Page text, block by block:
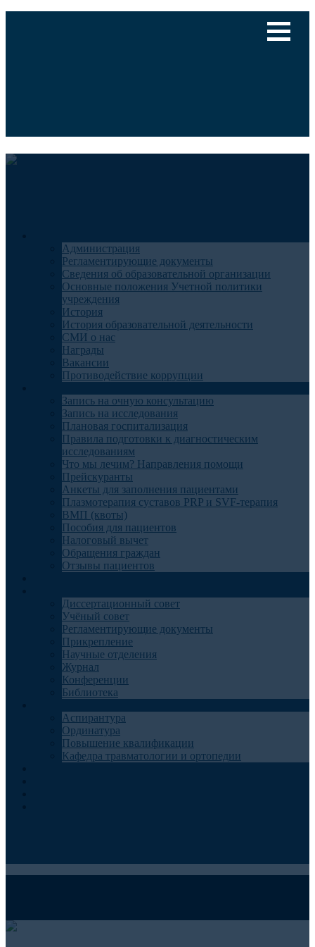
Администрация
Регламентирующие документы
Сведения об образовательной организации
Основные положения Учетной политики
учреждения
История
История образовательной деятельности
СМИ о нас
Награды
Вакансии
Противодействие коррупции
Запись на очную консультацию
Запись на исследования
Плановая госпитализация
Правила подготовки к диагностическим
исследованиям
Что мы лечим? Направления помощи
Прейскуранты
Анкеты для заполнения пациентами
Плазмотерапия суставов PRP и SVF-терапия
ВМП (квоты)
Пособия для пациентов
Налоговый вычет
Обращения граждан
Отзывы пациентов
Диссертационный совет
Учёный совет
Регламентирующие документы
Прикрепление
Научные отделения
Журнал
Конференции
Библиотека
Аспирантура
Ординатура
Повышение квалификации
Кафедра травматологии и ортопедии